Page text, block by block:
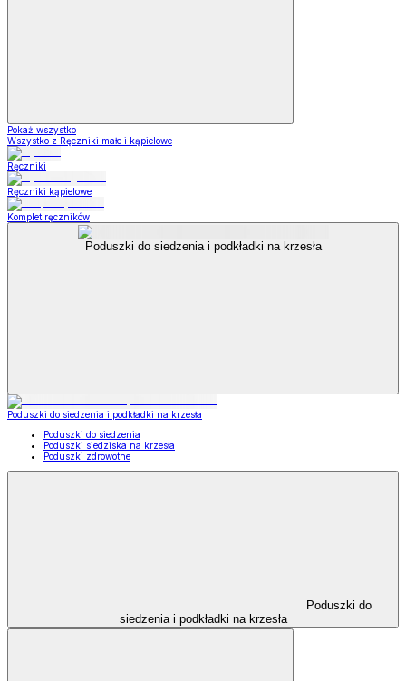
Pokaż wszystko
Wszystko z Ręczniki małe i kąpielowe
Ręczniki
Ręczniki kąpielowe
Komplet ręczników
Poduszki do siedzenia i podkładki na krzesła
Poduszki do siedzenia i podkładki na krzesła
Poduszki do siedzenia
Poduszki siedziska na krzesła
Poduszki zdrowotne
Poduszki do
siedzenia i podkładki na krzesła